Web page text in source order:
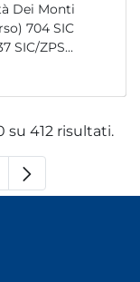
21.48 56 Unità Dei Monti
704 SIC
IT6010021 Monte Romano 3.737 SIC/ZPS...
su 412 risultati.
intermedie